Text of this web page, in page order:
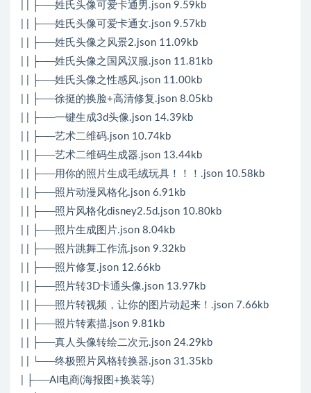
| | ├──姓氏头像可爱卡通男.json 9.59kb
| | ├──姓氏头像可爱卡通女.json 9.57kb
| | ├──姓氏头像之风景2.json 11.09kb
| | ├──姓氏头像之国风汉服.json 11.81kb
| | ├──姓氏头像之性感风.json 11.00kb
| | ├──徐挺的换脸+高清修复.json 8.05kb
| | ├──一键生成3d头像.json 14.39kb
| | ├──艺术二维码.json 10.74kb
| | ├──艺术二维码生成器.json 13.44kb
| | ├──用你的照片生成毛绒玩具！！！.json 10.58kb
| | ├──照片动漫风格化.json 6.91kb
| | ├──照片风格化disney2.5d.json 10.80kb
| | ├──照片生成图片.json 8.04kb
| | ├──照片跳舞工作流.json 9.32kb
| | ├──照片修复.json 12.66kb
| | ├──照片转3D卡通头像.json 13.97kb
| | ├──照片转视频，让你的图片动起来！.json 7.66kb
| | ├──照片转素描.json 9.81kb
| | ├──真人头像转绘二次元.json 24.29kb
| | └──终极照片风格转换器.json 31.35kb
| ├──AI电商(海报图+换装等)